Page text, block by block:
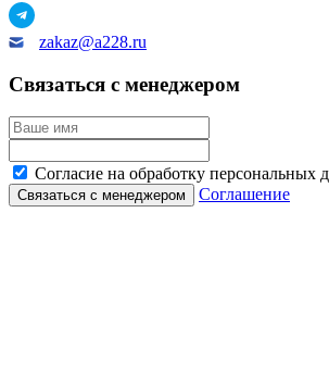
zakaz@a228.ru
Связаться с менеджером
Согласие на обработку персональных
Соглашение